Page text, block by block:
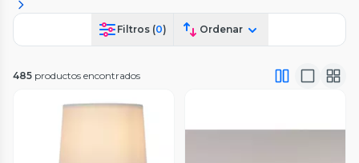
Filtros (0) Ordenar
485 productos encontrados